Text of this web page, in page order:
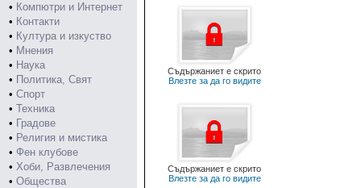
• Компютри и Интернет
• Контакти
• Култура и изкуство
• Мнения
• Наука
• Политика, Свят
• Спорт
• Техника
• Градове
• Религия и мистика
• Фен клубове
• Хоби, Развлечения
• Общества
Съдържаниет е скрито
Влезте за да го видите
Съдържаниет е скрито
Влезте за да го видите